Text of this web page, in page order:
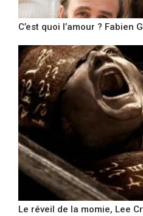
C’est quoi l’amour ? Fabien
Le réveil de la momie, Lee